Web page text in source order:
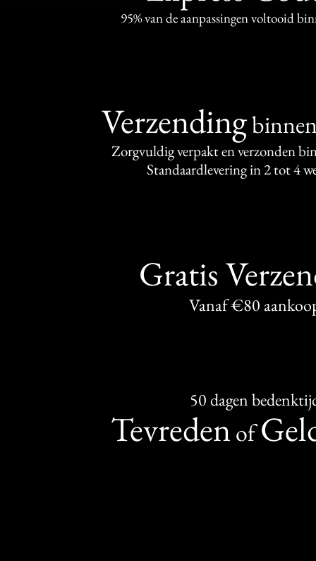
95% van de aanpassingen voltooid
Verzending
Zorgvuldig verpakt en verzonden
Standaardlevering in 2 tot 4
Gratis
Vanaf €80
50 dagen
Tevredenof